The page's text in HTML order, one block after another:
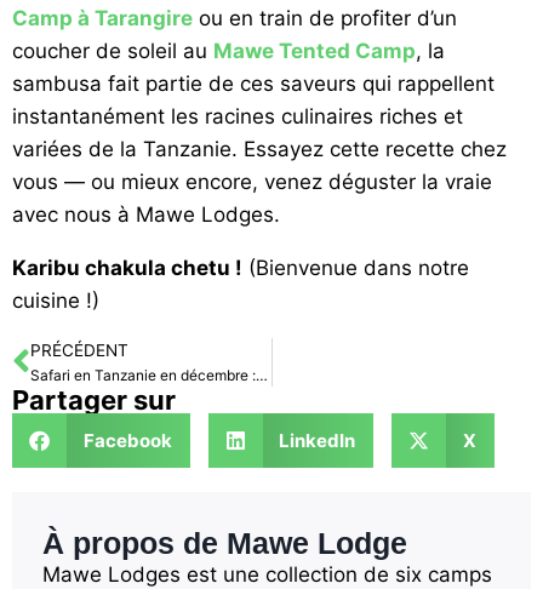
Camp à Tarangire ou en train de profiter d’un
coucher de soleil au Mawe Tented Camp, la
sambusa fait partie de ces saveurs qui rappellent
instantanément les racines culinaires riches et
variées de la Tanzanie. Essayez cette recette chez
vous — ou mieux encore, venez déguster la vraie
avec nous à Mawe Lodges.
Karibu chakula chetu ! (Bienvenue dans notre
cuisine !)
PRÉCÉDENT
Safari en Tanzanie en décembre : météo, coûts de voyage et prix, faune
Partager sur
Facebook LinkedIn X
À propos de Mawe Lodge
Mawe Lodges est une collection de six camps